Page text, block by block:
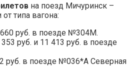
на поезд Мичуринск –
типа вагона:
руб. в поезде №304М.
руб. и 11 413 руб. в поезде
руб. в поезде №036*А Северная